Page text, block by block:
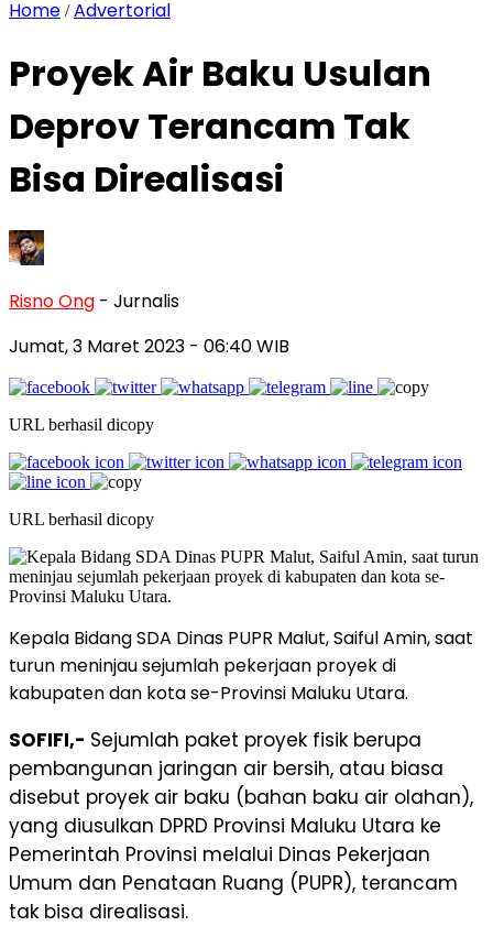
Home /Advertorial
Proyek Air Baku Usulan
Deprov Terancam Tak
Bisa Direalisasi
Risno Ong - Jurnalis
Jumat, 3 Maret 2023 - 06:40 WIB
URL berhasil dicopy
URL berhasil dicopy
Kepala Bidang SDA Dinas PUPR Malut, Saiful Amin, saat
turun meninjau sejumlah pekerjaan proyek di
kabupaten dan kota se-Provinsi Maluku Utara.
SOFIFI,- Sejumlah paket proyek fisik berupa
pembangunan jaringan air bersih, atau biasa
disebut proyek air baku (bahan baku air olahan),
yang diusulkan DPRD Provinsi Maluku Utara ke
Pemerintah Provinsi melalui Dinas Pekerjaan
Umum dan Penataan Ruang (PUPR), terancam
tak bisa direalisasi.